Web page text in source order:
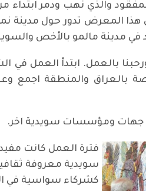
والذي نهب ودمر ابتداء
المعرض تدور حول مدينة
في مدينة مالمو بالأخص
بالعراق والمنطقة اجمع
فترة العمل كانت
سويدية معروفة
كشركاء سواسية في